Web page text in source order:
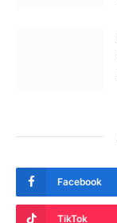
Facebook
TikTok